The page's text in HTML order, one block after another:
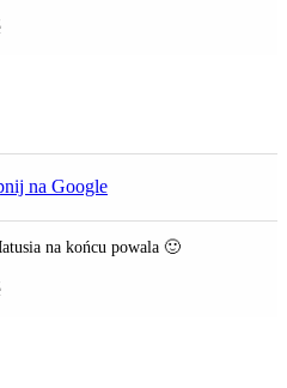
na Google
na końcu powala 🙂